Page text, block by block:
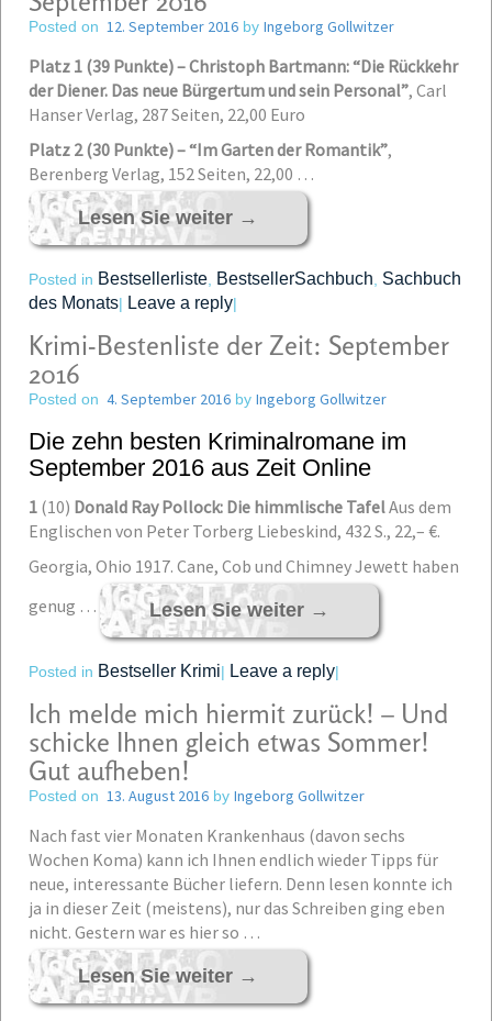
Posted on 12. September 2016 by Ingeborg Gollwitzer
Platz 1 (39 Punkte) – Christoph Bartmann: “Die Rückkehr
der Diener. Das neue Bürgertum und sein Personal”, Carl
Hanser Verlag, 287 Seiten, 22,00 Euro
Platz 2 (30 Punkte) – “Im Garten der Romantik”,
Berenberg Verlag, 152 Seiten, 22,00 …
Lesen Sie weiter →
Posted in Bestsellerliste BestsellerSachbuch Sachbuch
des Monats| Leave a reply|
Krimi-Bestenliste der Zeit: September
2016
Posted on 4. September 2016 by Ingeborg Gollwitzer
Die zehn besten Kriminalromane im
September 2016 aus Zeit Online
1 (10) Donald Ray Pollock: Die himmlische TafelAus dem
Englischen von Peter Torberg Liebeskind, 432 S., 22,– €.
Georgia, Ohio 1917. Cane, Cob und Chimney Jewett haben
genug …
Lesen Sie weiter →
Posted in Bestseller Krimi| Leave a reply|
Ich melde mich hiermit zurück! – Und
schicke Ihnen gleich etwas Sommer!
Gut aufheben!
Posted on 13. August 2016 by Ingeborg Gollwitzer
Nach fast vier Monaten Krankenhaus (davon sechs
Wochen Koma) kann ich Ihnen endlich wieder Tipps für
neue, interessante Bücher liefern. Denn lesen konnte ich
ja in dieser Zeit (meistens), nur das Schreiben ging eben
nicht. Gestern war es hier so …
Lesen Sie weiter →